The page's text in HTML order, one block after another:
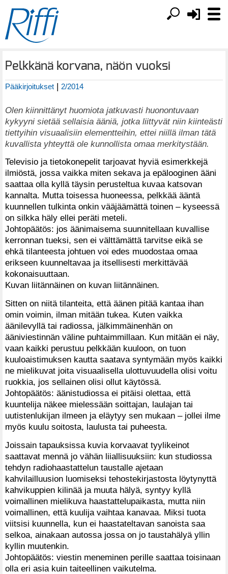
Pelkkänä korvana, näön vuoksi
Pääkirjoitukset | 2/2014
Olen kiinnittänyt huomiota jatkuvasti huonontuvaan
kykyyni sietää sellaisia ääniä, jotka liittyvät niin kiinteästi
tiettyihin visuaalisiin elementteihin, ettei niillä ilman tätä
kuvallista yhteyttä ole kunnollista omaa merkitystään.
Televisio ja tietokonepelit tarjoavat hyviä esimerkkejä
ilmiöstä, jossa vaikka miten sekava ja epälooginen ääni
saattaa olla kyllä täysin perusteltua kuvaa katsovan
kannalta. Mutta toisessa huoneessa, pelkkää ääntä
kuunnellen tulkinta onkin vääjäämättä toinen – kyseessä
on silkka häly ellei peräti meteli.
Johtopäätös: jos äänimaisema suunnitellaan kuvallise
kerronnan tueksi, sen ei välttämättä tarvitse eikä se
ehkä tilanteesta johtuen voi edes muodostaa omaa
erikseen kuunneltavaa ja itsellisesti merkittävää
kokonaisuuttaan.
Kuvan liitännäinen on kuvan liitännäinen.
Sitten on niitä tilanteita, että äänen pitää kantaa ihan
omin voimin, ilman mitään tukea. Kuten vaikka
äänilevyllä tai radiossa, jälkimmäinenhän on
ääniviestinnän väline puhtaimmillaan. Kun mitään ei näy,
vaan kaikki perustuu pelkkään kuuloon, on tuon
kuuloaistimuksen kautta saatava syntymään myös kaikki
ne mielikuvat joita visuaalisella ulottuvuudella olisi voitu
ruokkia, jos sellainen olisi ollut käytössä.
Johtopäätös: äänistudiossa ei pitäisi olettaa, että
kuuntelija näkee mielessään soittajan, laulajan tai
uutistenlukijan ilmeen ja eläytyy sen mukaan – jollei ilme
myös kuulu soitosta, laulusta tai puheesta.
Joissain tapauksissa kuvia korvaavat tyylikeinot
saattavat mennä jo vähän liiallisuuksiin: kun studiossa
tehdyn radiohaastattelun taustalle ajetaan
kahvilailluusion luomiseksi tehostekirjastosta löytynyttä
kahvikuppien kilinää ja muuta hälyä, syntyy kyllä
voimallinen mielikuva haastattelupaikasta, mutta niin
voimallinen, että kuulija vaihtaa kanavaa. Miksi tuota
viitsisi kuunnella, kun ei haastateltavan sanoista saa
selkoa, ainakaan autossa jossa on jo taustahälyä yllin
kyllin muutenkin.
Johtopäätös: viestin meneminen perille saattaa toisinaan
olla eri asia kuin taiteellinen vaikutelma.